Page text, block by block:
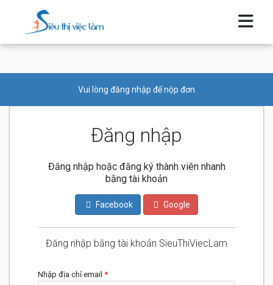
Vui lòng đăng nhập để nộp đơn
Đăng nhập
Đăng nhập hoặc đăng ký thành viên nhanh
bằng tài khoản
Facebook Google
Đăng nhập bằng tài khoản SieuThiViecLam
Nhập địa chỉ email *